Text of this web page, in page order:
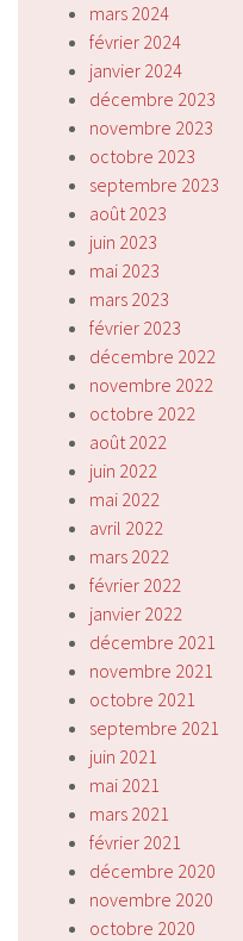
mars 2024
février 2024
janvier 2024
décembre 2023
novembre 2023
octobre 2023
septembre 2023
août 2023
juin 2023
mai 2023
mars 2023
février 2023
décembre 2022
novembre 2022
octobre 2022
août 2022
juin 2022
mai 2022
avril 2022
mars 2022
février 2022
janvier 2022
décembre 2021
novembre 2021
octobre 2021
septembre 2021
juin 2021
mai 2021
mars 2021
février 2021
décembre 2020
novembre 2020
octobre 2020